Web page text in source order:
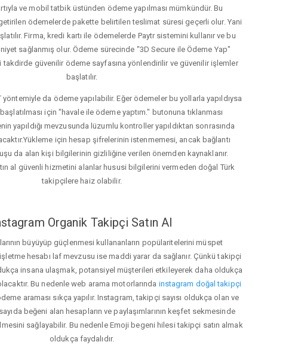
ve mobil tatbik üstünden ödeme yapılması mümkündür. Bu
ödemelerde pakette belirtilen teslimat süresi geçerli olur. Yani
Firma, kredi kartı ile ödemelerde Paytr sistemini kullanır ve bu
sağlanmış olur. Ödeme sürecinde "3D Secure ile Ödeme Yap"
güvenilir ödeme sayfasına yönlendirilir ve güvenilir işlemler
başlatılır.
yöntemiyle da ödeme yapılabilir. Eğer ödemeler bu yollarla yapıldıysa
için "havale ile ödeme yaptım." butonuna tıklanması
yapıldığı mevzusunda lüzumlu kontroller yapıldıktan sonrasında
için hesap şifrelerinin istenmemesi, ancak bağlantı
da alan kişi bilgilerinin gizliliğine verilen önemden kaynaklanır.
al güvenli hizmetini alanlar hususi bilgilerini vermeden doğal Türk
takipçilere haiz olabilir.
Organik Takipçi Satın Al
büyüyüp güçlenmesi kullananların popülaritelerini müspet
hesabı laf mevzusu ise maddi yarar da sağlanır. Çünkü takipçi
insana ulaşmak, potansiyel müşterileri etkileyerek daha oldukça
Bu nedenle web arama motorlarında instagram doğal takipçi
araması sıkça yapılır. Instagram, takipçi sayısı oldukça olan ve
beğeni alan hesapların ve paylaşımlarının keşfet sekmesinde
sağlayabilir. Bu nedenle Emoji begeni hilesi takipçi satın almak
oldukça faydalıdır.